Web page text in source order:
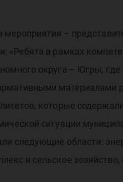
мероприятия –
«Ребята в рамках
округа – Югры,
материалами
которые
ситуации
следующие области:
и сельское хозяйство,